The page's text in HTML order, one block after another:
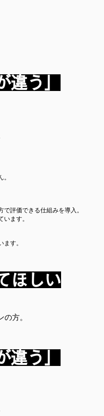
違う」
評価できる仕組みを導入。
ます。
す。
ほしい
方。
違う」